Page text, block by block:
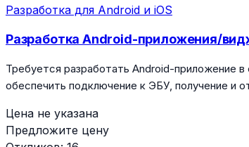
Разработка для Android и iOS
Разработка Android-приложения/
Требуется разработать Android-приложение
обеспечить подключение к ЭБУ, получение и
Цена не указана
Предложите цену